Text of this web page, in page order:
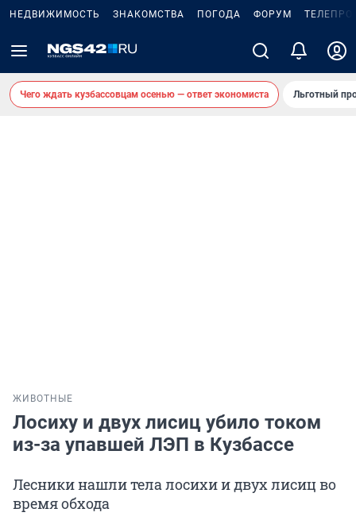
НЕДВИЖИМОСТЬ ЗНАКОМСТВА ПОГОДА ФОРУМ
Чего ждать кузбассовцам осенью — ответ экономиста Льготный
ЖИВОТНЫЕ
Лосиху и двух лисиц убило током
из-за упавшей ЛЭП в Кузбассе
Лесники нашли тела лосихи и двух лисиц во
время обхода